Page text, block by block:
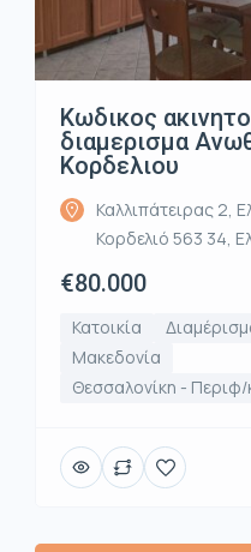
Κωδικος
διαμερισμα
Κορδελιου
Καλλιπάτειρας 2,
Κορδελιό 563 34,
€80.000
Κατοικία
Μακεδονία
Θεσσαλονίκη - Περιφ/